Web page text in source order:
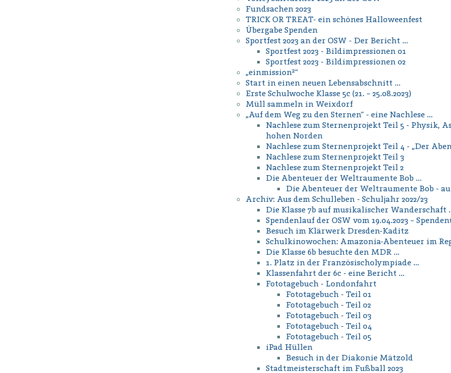
Fundsachen 2023
TRICK OR TREAT- ein schönes Halloweenfest
Übergabe Spenden
Sportfest 2023 an der OSW - Der Bericht …
Sportfest 2023 - Bildimpressionen 01
Sportfest 2023 - Bildimpressionen 02
„einmission²“
Start in einen neuen Lebensabschnitt …
Erste Schulwoche Klasse 5c (21. – 25.08.2023)
Müll sammeln in Weixdorf
„Auf dem Weg zu den Sternen” - eine Nachlese …
Nachlese zum Sternenprojekt Teil 5 - Physik,
hohen Norden
Nachlese zum Sternenprojekt Teil 4 - „Der
Nachlese zum Sternenprojekt Teil 3
Nachlese zum Sternenprojekt Teil 2
Die Abenteuer der Weltraumente Bob …
Die Abenteuer der Weltraumente Bob -
Archiv: Aus dem Schulleben - Schuljahr 2022/23
Die Klasse 7b auf musikalischer Wanderschaft
Spendenlauf der OSW vom 19.04.2023 –
Besuch im Klärwerk Dresden-Kaditz
Schulkinowochen: Amazonia-Abenteuer im
Die Klasse 6b besuchte den MDR …
1. Platz in der Französischolympiade …
Klassenfahrt der 6c - eine Bericht …
Fototagebuch - Londonfahrt
Fototagebuch - Teil 01
Fototagebuch - Teil 02
Fototagebuch - Teil 03
Fototagebuch - Teil 04
Fototagebuch - Teil 05
iPad Hüllen
Besuch in der Diakonie Mätzold
Stadtmeisterschaft im Fußball 2023